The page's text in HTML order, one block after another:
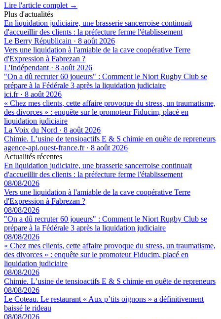
Lire l'article complet →
Plus d'actualités
En liquidation judiciaire, une brasserie sancerroise continuait
d'accueillir des clients : la préfecture ferme l'établissement
Le Berry Républicain · 8 août 2026
Vers une liquidation à l'amiable de la cave coopérative Terre
d'Expression à Fabrezan ?
L'Indépendant · 8 août 2026
"On a dû recruter 60 joueurs" : Comment le Niort Rugby Club se
prépare à la Fédérale 3 après la liquidation judiciaire
ici.fr· 8 août 2026
« Chez mes clients, cette affaire provoque du stress, un traumatisme,
des divorces » : enquête sur le promoteur Fiducim, placé en
liquidation judiciaire
La Voix du Nord · 8 août 2026
Chimie. L’usine de tensioactifs E & S chimie en quête de repreneurs
agence-api.ouest-france.fr· 8 août 2026
Actualités récentes
En liquidation judiciaire, une brasserie sancerroise continuait
d'accueillir des clients : la préfecture ferme l'établissement
08/08/2026
Vers une liquidation à l'amiable de la cave coopérative Terre
d'Expression à Fabrezan ?
08/08/2026
"On a dû recruter 60 joueurs" : Comment le Niort Rugby Club se
prépare à la Fédérale 3 après la liquidation judiciaire
08/08/2026
« Chez mes clients, cette affaire provoque du stress, un traumatisme,
des divorces » : enquête sur le promoteur Fiducim, placé en
liquidation judiciaire
08/08/2026
Chimie. L’usine de tensioactifs E & S chimie en quête de repreneurs
08/08/2026
Le Coteau. Le restaurant « Aux p’tits oignons » a définitivement
baissé le rideau
08/08/2026